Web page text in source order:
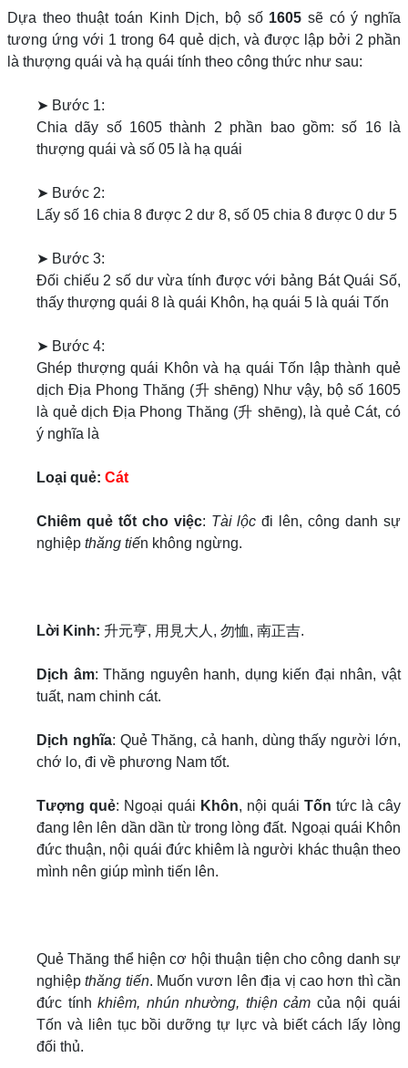
Dựa theo thuật toán Kinh Dịch, bộ số 1605 sẽ có ý nghĩa
tương ứng với 1 trong 64 quẻ dịch, và được lập bởi 2 phần
là thượng quái và hạ quái tính theo công thức như sau:
➤ Bước 1:
Chia dãy số 1605 thành 2 phần bao gồm: số 16 là
thượng quái và số 05 là hạ quái
➤ Bước 2:
Lấy số 16 chia 8 được 2 dư 8, số 05 chia 8 được 0 dư 5
➤ Bước 3:
Đối chiếu 2 số dư vừa tính được với bảng Bát Quái Số,
thấy thượng quái 8 là quái Khôn, hạ quái 5 là quái Tốn
➤ Bước 4:
Ghép thượng quái Khôn và hạ quái Tốn lập thành quẻ
dịch Địa Phong Thăng (升 shēng) Như vậy, bộ số 1605
là quẻ dịch Địa Phong Thăng (升 shēng), là quẻ Cát, có
ý nghĩa là
Loại quẻ: Cát
Chiêm quẻ tốt cho việc: Tài lộc đi lên, công danh sự
nghiệp thăng tiến không ngừng.
Lời Kinh: 升元亨, 用見大人, 勿恤, 南正吉.
Dịch âm: Thăng nguyên hanh, dụng kiến đại nhân, vật
tuất, nam chinh cát.
Dịch nghĩa: Quẻ Thăng, cả hanh, dùng thấy người lớn,
chớ lo, đi về phương Nam tốt.
Tượng quẻ: Ngoại quái Khôn, nội quái Tốn tức là cây
đang lên lên dần dần từ trong lòng đất. Ngoại quái Khôn
đức thuận, nội quái đức khiêm là người khác thuận theo
mình nên giúp mình tiến lên.
Quẻ Thăng thể hiện cơ hội thuận tiện cho công danh sự
nghiệpthăng tiến. Muốn vươn lên địa vị cao hơn thì cần
đức tínhkhiêm, nhún nhường, thiện cảm của nội quái
Tốn và liên tục bồi dưỡng tự lực và biết cách lấy lòng
đối thủ.